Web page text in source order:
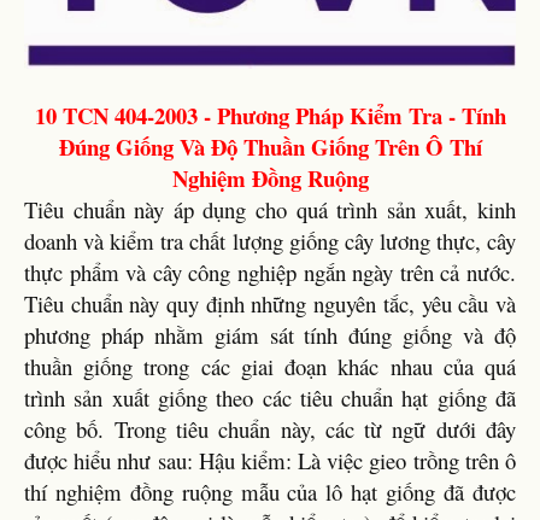
10 TCN 404-2003 - Phương Pháp Kiểm Tra - Tính
Đúng Giống Và Độ Thuần Giống Trên Ô Thí
Nghiệm Đồng Ruộng
Tiêu chuẩn này áp dụng cho quá trình sản xuất, kinh
doanh và kiểm tra chất lượng giống cây lương thực, cây
thực phẩm và cây công nghiệp ngắn ngày trên cả nước.
Tiêu chuẩn này quy định những nguyên tắc, yêu cầu và
phương pháp nhằm giám sát tính đúng giống và độ
thuần giống trong các giai đoạn khác nhau của quá
trình sản xuất giống theo các tiêu chuẩn hạt giống đã
công bố. Trong tiêu chuẩn này, các từ ngữ dưới đây
được hiểu như sau: Hậu kiểm: Là việc gieo trồng trên ô
thí nghiệm đồng ruộng mẫu của lô hạt giống đã được